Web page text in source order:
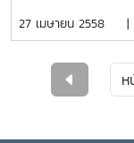
เอกสารประจำ
ชุด คงค้างผู้ที่ไม่
เพื่อให้ได้ข้อมูลค
แบบสำรวจดังกล่า
27 เมษายน